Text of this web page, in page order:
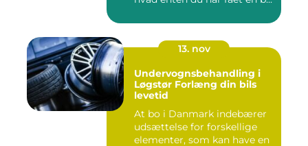
13. nov
Undervognsbehandling i
Løgstør Forlæng din bils
levetid
At bo i Danmark indebærer
udsættelse for forskellige
elementer, som kan have en